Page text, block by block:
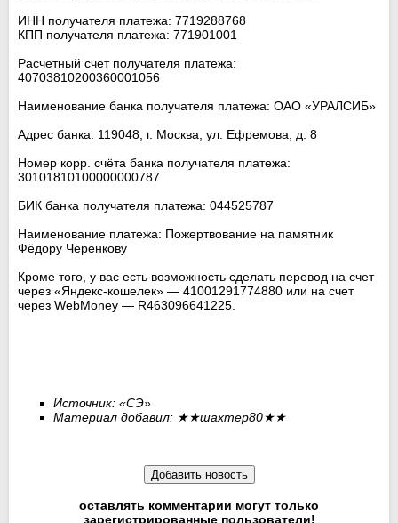
ИНН получателя платежа: 7719288768
КПП получателя платежа: 771901001
Расчетный счет получателя платежа:
40703810200360001056
Наименование банка получателя платежа: ОАО «УРАЛСИБ»
Адрес банка: 119048, г. Москва, ул. Ефремова, д. 8
Номер корр. счёта банка получателя платежа:
30101810100000000787
БИК банка получателя платежа: 044525787
Наименование платежа: Пожертвование на памятник
Фёдору Черенкову
Кроме того, у вас есть возможность сделать перевод на счет
через «Яндекс-кошелек» — 41001291774880 или на счет
через WebMoney — R463096641225.
Источник: «СЭ»
Материал добавил: ★★шахтер80★★
оставлять комментарии могут только
зарегистрированные пользователи!